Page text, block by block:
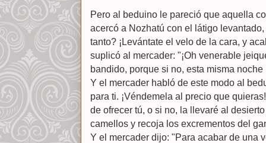
Pero al beduino le pareció que aquella
acercó a Nozhatú con el látigo
tanto? ¡Levántate el velo de la cara, y
suplicó al mercader: "¡Oh venerable
bandido, porque si no, esta misma noche
Y el mercader habló de este modo al
para ti. ¡Véndemela al precio que
de ofrecer tú, o si no, la llevaré al
camellos y recoja los excrementos del
Y el mercader dijo: "Para acabar de una